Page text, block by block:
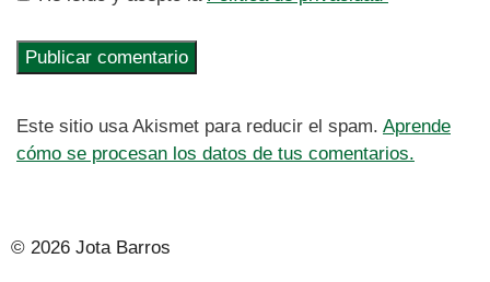
Este sitio usa Akismet para reducir el spam. Aprende
cómo se procesan los datos de tus comentarios.
© 2026 Jota Barros